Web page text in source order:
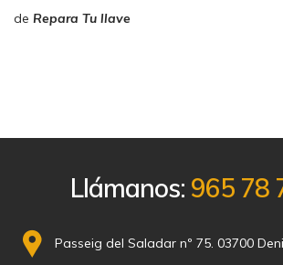
de Repara Tu llave
Llámanos: 965 78
Passeig del Saladar nº 75. 03700